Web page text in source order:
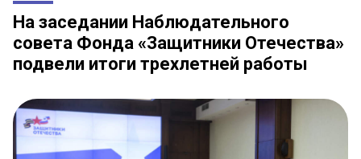
На заседании Наблюдательного
совета Фонда «Защитники Отечества»
подвели итоги трехлетней работы